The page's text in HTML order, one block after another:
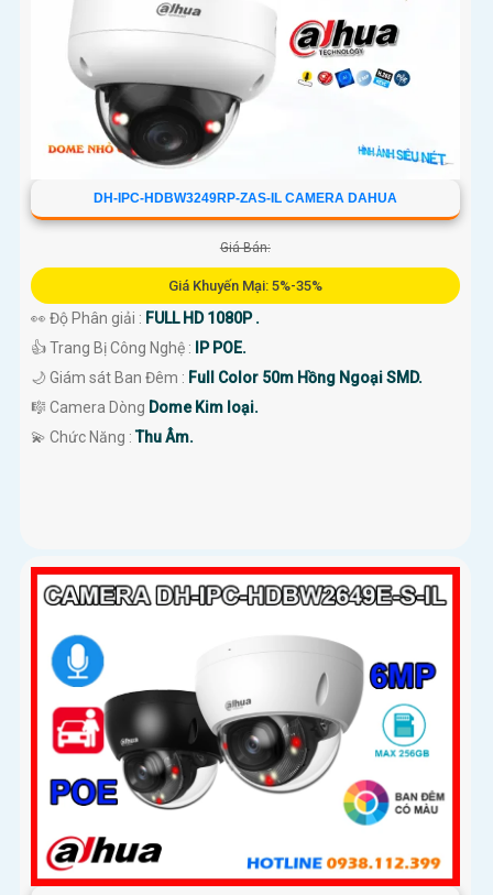
DH-IPC-HDBW3249RP-ZAS-IL CAMERA DAHUA
Giá Bán:
Giá Khuyến Mại: 5%-35%
👀 Độ Phân giải : FULL HD 1080P .
👍 Trang Bị Công Nghệ :
IP POE.
🌙 Giám sát Ban Đêm : Full Color 50m Hồng Ngoại SMD.
🎼️ Camera Dòng Dome Kim loại.
️💫 Chức Năng :Thu Âm.